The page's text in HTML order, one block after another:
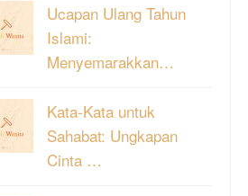
Ucapan Ulang Tahun
Islami:
Menyemarakkan…
Kata-Kata untuk
Sahabat: Ungkapan
Cinta …